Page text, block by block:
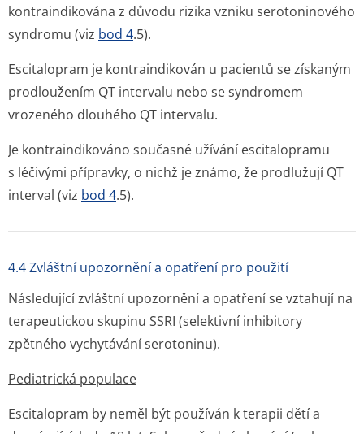
kontraindikována z důvodu rizika vzniku serotoninového
syndromu (viz bod 4.5).
Escitalopram je kontraindikován u pacientů se získaným
prodloužením QT intervalu nebo se syndromem
vrozeného dlouhého QT intervalu.
Je kontraindikováno současné užívání escitalopramu
s léčivými přípravky, o nichž je známo, že prodlužují QT
interval (viz bod 4.5).
4.4 Zvláštní upozornění a opatření pro použití
Následující zvláštní upozornění a opatření se vztahují na
terapeutickou skupinu SSRI (selektivní inhibitory
zpětného vychytávání serotoninu).
Pediatrická populace
Escitalopram by neměl být používán k terapii dětí a